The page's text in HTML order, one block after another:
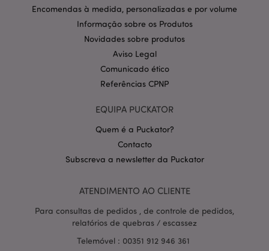
Encomendas à medida, personalizadas e por volume
Informação sobre os Produtos
Novidades sobre produtos
Aviso Legal
Comunicado ético
Referências CPNP
EQUIPA PUCKATOR
Quem é a Puckator?
Contacto
Subscreva a newsletter da Puckator
ATENDIMENTO AO CLIENTE
Para consultas de pedidos , de controle de pedidos,
relatórios de quebras / escassez
Telemóvel : 00351 912 946 361
PHPSESSID